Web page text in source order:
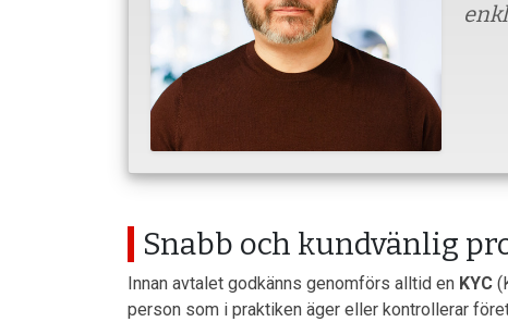
Snabb och kundvänlig
Innan avtalet godkänns genomförs alltid en KYC
person som i praktiken äger eller kontrollerar